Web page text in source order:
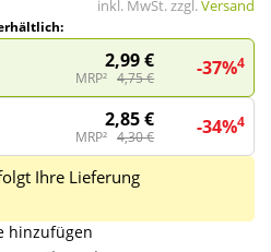
inkl. MwSt. zzgl.Versand
2,99 €
MRP² 4,75 € -37%4
2,85 €
MRP² 4,30 € -34%4
Ihre Lieferung
hinzufügen